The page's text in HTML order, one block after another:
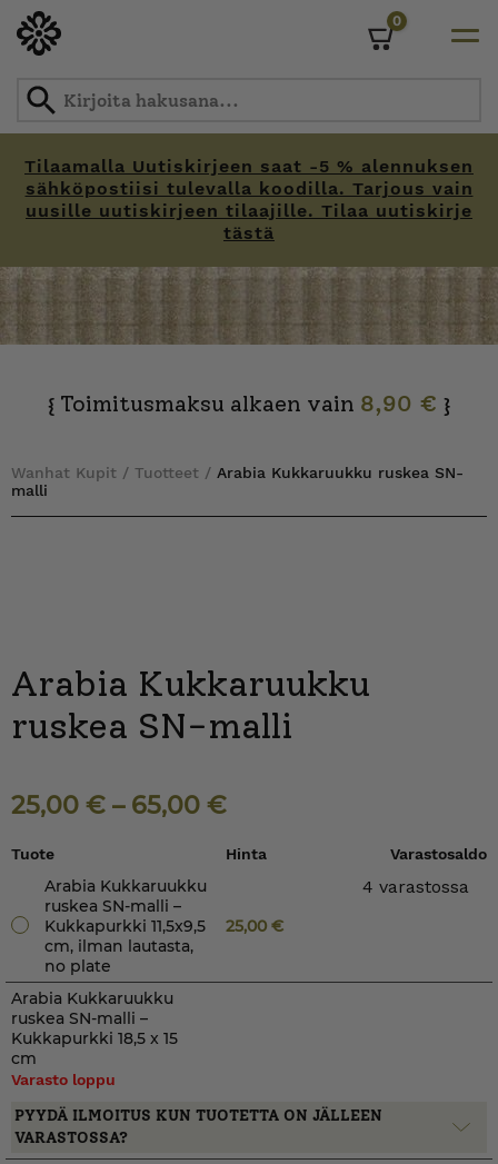
Tilaamalla Uutiskirjeen saat -5 % alennuksen
sähköpostiisi tulevalla koodilla. Tarjous vain
uusille uutiskirjeen tilaajille. Tilaa uutiskirje
tästä
0
{ Toimitusmaksu alkaen vain 8,90 € }
Wanhat Kupit / Tuotteet / Arabia Kukkaruukku ruskea SN-
malli
Arabia Kukkaruukku
ruskea SN-malli
25,00 € – 65,00 €
Tuote Hinta Varastosaldo
Arabia Kukkaruukku
ruskea SN-malli –
Kukkapurkki 11,5x9,5
cm, ilman lautasta,
no plate
25,00€
4 varastossa
Arabia Kukkaruukku
ruskea SN-malli –
Kukkapurkki 18,5 x 15
cm
Varasto loppu
PYYDÄ ILMOITUS KUN TUOTETTA ON JÄLLEEN
VARASTOSSA?